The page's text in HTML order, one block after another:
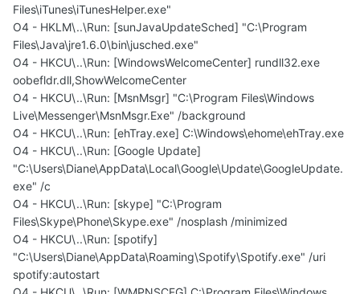
Files\iTunes\iTunesHelper.exe"
O4 - HKLM\..\Run: [sunJavaUpdateSched] "C:\Program
Files\Java\jre1.6.0\bin\jusched.exe"
O4 - HKCU\..\Run: [WindowsWelcomeCenter] rundll32.exe
oobefldr.dll,ShowWelcomeCenter
O4 - HKCU\..\Run: [MsnMsgr] "C:\Program Files\Windows
Live\Messenger\MsnMsgr.Exe" /background
O4 - HKCU\..\Run: [ehTray.exe] C:\Windows\ehome\ehTray.exe
O4 - HKCU\..\Run: [Google Update]
"C:\Users\Diane\AppData\Local\Google\Update\GoogleUpdate.
exe" /c
O4 - HKCU\..\Run: [skype] "C:\Program
Files\Skype\Phone\Skype.exe" /nosplash /minimized
O4 - HKCU\..\Run: [spotify]
"C:\Users\Diane\AppData\Roaming\Spotify\Spotify.exe" /uri
spotify:autostart